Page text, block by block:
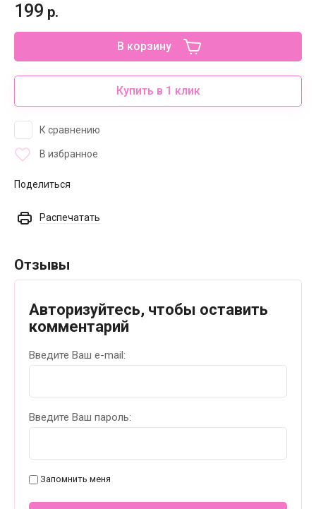
199 р.
В корзину
Купить в 1 клик
К сравнению
В избранное
Поделиться
Распечатать
Отзывы
Авторизуйтесь, чтобы оставить
комментарий
Введите Ваш e-mail:
Введите Ваш пароль:
Запомнить меня